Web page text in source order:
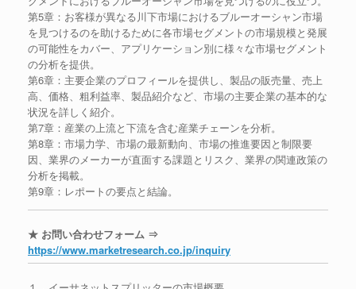
第5章：お客様が異なる川下市場におけるブルーオーシャン市場
を見つけるのを助けるために各市場セグメントの市場規模と発展
の可能性をカバー、アプリケーション別に様々な市場セグメント
の分析を提供。
第6章：主要企業のプロフィールを提供し、製品の販売量、売上
高、価格、粗利益率、製品紹介など、市場の主要企業の基本的な
状況を詳しく紹介。
第7章：産業の上流と下流を含む産業チェーンを分析。
第8章：市場力学、市場の最新動向、市場の推進要因と制限要
因、業界のメーカーが直面する課題とリスク、業界の関連政策の
分析を掲載。
第9章：レポートの要点と結論。
★ お問い合わせフォーム ⇒
https://www.marketresearch.co.jp/inquiry